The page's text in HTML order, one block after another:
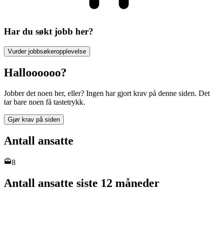
Har du søkt jobb her?
Vurder jobbsøkeropplevelse
Halloooooo?
Jobber det noen her, eller? Ingen har gjort krav på denne siden. Det
tar bare noen få tastetrykk.
Gjør krav på siden
Antall ansatte
8
Antall ansatte siste 12 måneder